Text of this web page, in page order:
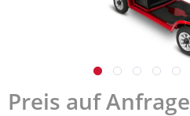
Preis auf Anfrage